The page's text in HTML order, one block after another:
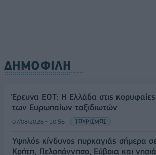
ΔΗΜΟΦΙΛΗ
Έρευνα ΕΟΤ: Η Ελλάδα στις κορυφαίες
των Ευρωπαίων ταξιδιωτών
07/08/2026 - 10:56 ΤΟΥΡΙΣΜΟΣ
Υψηλός κίνδυνος πυρκαγιάς σήμερα
Κρήτη, Πελοπόννησο, Εύβοια και